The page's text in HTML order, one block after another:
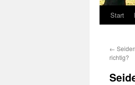
Zum
springen
Start
←
richtig?